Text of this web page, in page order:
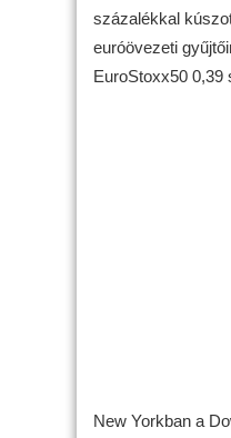
százalékkal
euróövezeti
EuroStoxx50 0,39
New Yorkban a